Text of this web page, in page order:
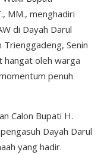
MM., menghadiri
di Dayah Darul
Trienggadeng, Senin
hangat oleh warga
penuh
Calon Bupati H.
Dayah Darul
yang hadir.